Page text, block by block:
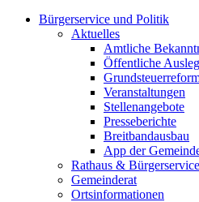
Bürgerservice und Politik
Aktuelles
Amtliche
Öffentliche
Veranstaltungen
Stellenangebote
Presseberichte
Breitbandausbau
App der
Rathaus & Bürgerservice
Gemeinderat
Ortsinformationen